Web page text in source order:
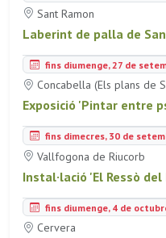
Sant Ramon
Laberint de palla de
fins diumenge, 27 de
Concabella (Els plans de
Exposició 'Pintar entre
fins dimecres, 30 de
Vallfogona de Riucorb
Instal·lació 'El Ressò del
fins diumenge, 4 de
Cervera